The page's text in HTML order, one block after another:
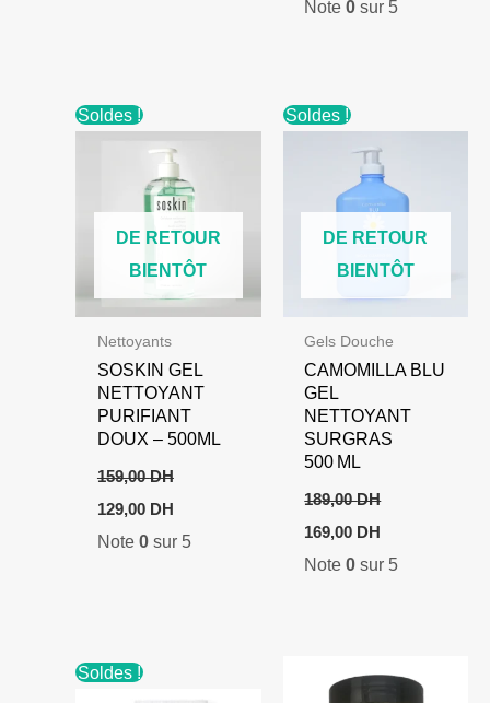
initial
actuel
Note0 sur 5
Soldes !
DE RETOUR
BIENTÔT
Nettoyants
SOSKIN GEL
NETTOYANT
PURIFIANT
DOUX – 500ML
159,00DH
Le
prix
initial
129,00 DHLe
actuel
Note 0sur 5
Soldes !
DE RETOUR
BIENTÔT
Gels Douche
CAMOMILLA BLU
GEL
NETTOYANT
SURGRAS
500 ML
189,00DH
Le
prix
initial
169,00 DH
actuel
Note0 sur 5
Soldes !